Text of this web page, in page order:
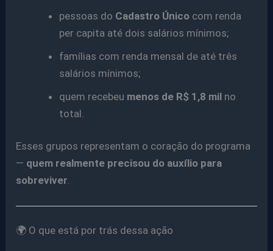
pessoas do Cadastro Único com renda
per capita até dois salários mínimos;
famílias com renda mensal de até três
salários mínimos;
quem recebeu menos de R$ 1,8 mil no
total.
Esses grupos representam o coração do programa
— quem realmente precisou do auxílio para
sobreviver.
🌍 O que está por trás dessa ação